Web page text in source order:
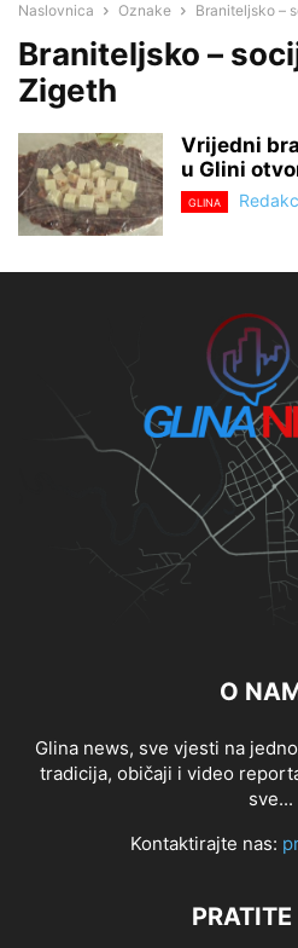
Naslovnica Oznake Braniteljsko –
Braniteljsko –
Zigeth
Vrijedni
u Glini
GLINA
O
Glina news, sve vjesti na
tradicija, običaji i video
sve...
Kontaktirajte nas: